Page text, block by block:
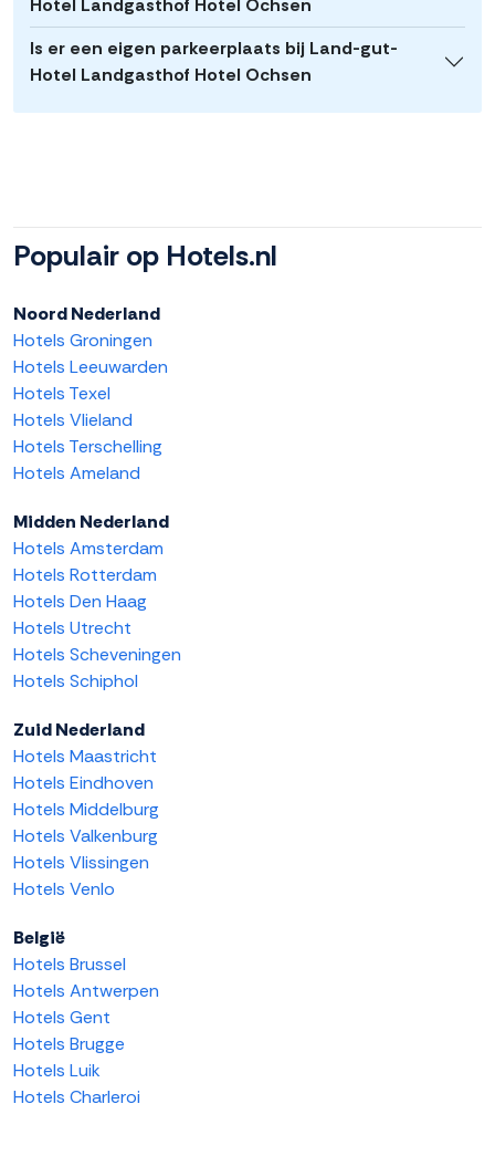
Hotel Landgasthof Hotel Ochsen
Is er een eigen parkeerplaats bij Land-gut-
Hotel Landgasthof Hotel Ochsen
Populair op Hotels.nl
Noord Nederland
Hotels Groningen
Hotels Leeuwarden
Hotels Texel
Hotels Vlieland
Hotels Terschelling
Hotels Ameland
Midden Nederland
Hotels Amsterdam
Hotels Rotterdam
Hotels Den Haag
Hotels Utrecht
Hotels Scheveningen
Hotels Schiphol
Zuid Nederland
Hotels Maastricht
Hotels Eindhoven
Hotels Middelburg
Hotels Valkenburg
Hotels Vlissingen
Hotels Venlo
België
Hotels Brussel
Hotels Antwerpen
Hotels Gent
Hotels Brugge
Hotels Luik
Hotels Charleroi